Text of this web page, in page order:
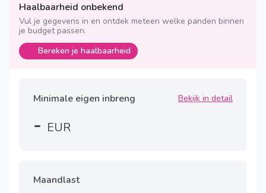
Haalbaarheid onbekend
Vul je gegevens in en ontdek meteen welke panden binnen
je budget passen.
Bereken je haalbaarheid
Minimale eigen inbreng Bekijk in detail
- EUR
Maandlast